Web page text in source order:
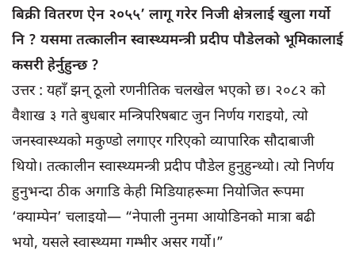
बिक्री वितरण ऐन २०५५’ लागू गरेर निजी क्षेत्रलाई खुला गर्यो
नि ? यसमा तत्कालीन स्वास्थ्यमन्त्री प्रदीप पौडेलको भूमिकालाई
कसरी हेर्नुहुन्छ ?
उत्तर : यहाँ झन् ठूलो रणनीतिक चलखेल भएको छ। २०८२ को
वैशाख ३ गते बुधबार मन्त्रिपरिषबाट जुन निर्णय गराइयो, त्यो
जनस्वास्थ्यको मकुण्डो लगाएर गरिएको व्यापारिक सौदाबाजी
थियो। तत्कालीन स्वास्थ्यमन्त्री प्रदीप पौडेल हुनुहुन्थ्यो। त्यो निर्णय
हुनुभन्दा ठीक अगाडि केही मिडियाहरूमा नियोजित रूपमा
‘क्याम्पेन’ चलाइयो— “नेपाली नुनमा आयोडिनको मात्रा बढी
भयो, यसले स्वास्थ्यमा गम्भीर असर गर्यो।”